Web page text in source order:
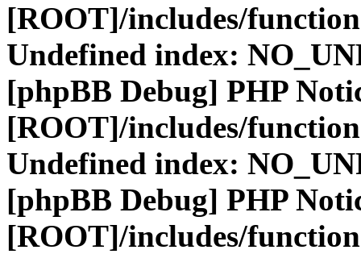
[ROOT]/includes/
Undefined index:
[phpBB Debug] PHP
[ROOT]/includes/
Undefined index:
[phpBB Debug] PHP
[ROOT]/includes/